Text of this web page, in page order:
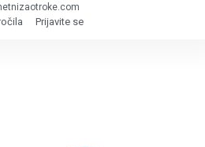
Prijavite se